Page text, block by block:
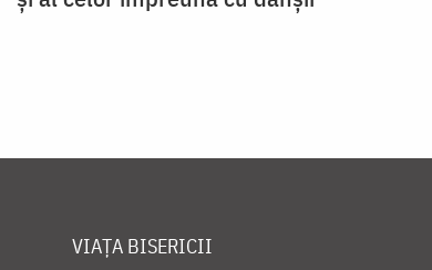
VIAȚA BISERICII